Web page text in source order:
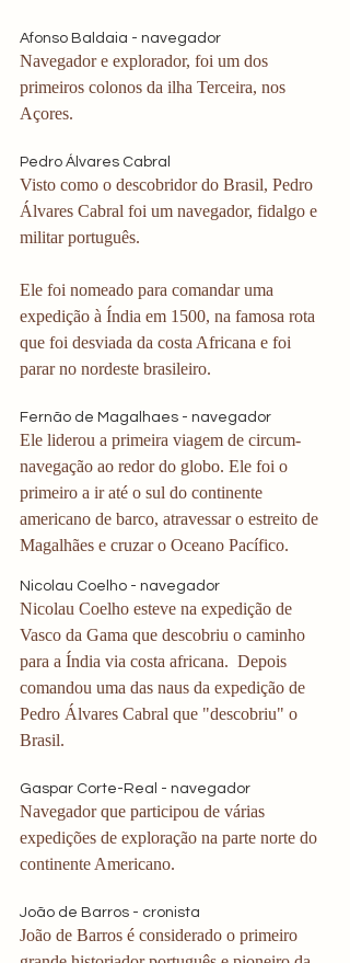
Afonso Baldaia - navegador
Navegador e explorador, foi um dos
primeiros colonos da ilha Terceira, nos
Açores.
Pedro Álvares Cabral
Visto como o descobridor do Brasil, Pedro
Álvares Cabral foi um navegador, fidalgo e
militar português.
Ele foi nomeado para comandar uma
expedição à Índia em 1500, na famosa rota
que foi desviada da costa Africana e foi
parar no nordeste brasileiro.
Fernão de Magalhaes - navegador
Ele liderou a primeira viagem de circum-
navegação ao redor do globo. Ele foi o
primeiro a ir até o sul do continente
americano de barco, atravessar o estreito de
Magalhães e cruzar o Oceano Pacífico.
Nicolau Coelho - navegador
Nicolau Coelho esteve na expedição de
Vasco da Gama que descobriu o caminho
para a Índia via costa africana.  Depois
comandou uma das naus da expedição de
Pedro Álvares Cabral que "descobriu" o
Brasil.
Gaspar Corte-Real - navegador
Navegador que participou de várias
expedições de exploração na parte norte do
continente Americano.
João de Barros - cronista
João de Barros é considerado o primeiro